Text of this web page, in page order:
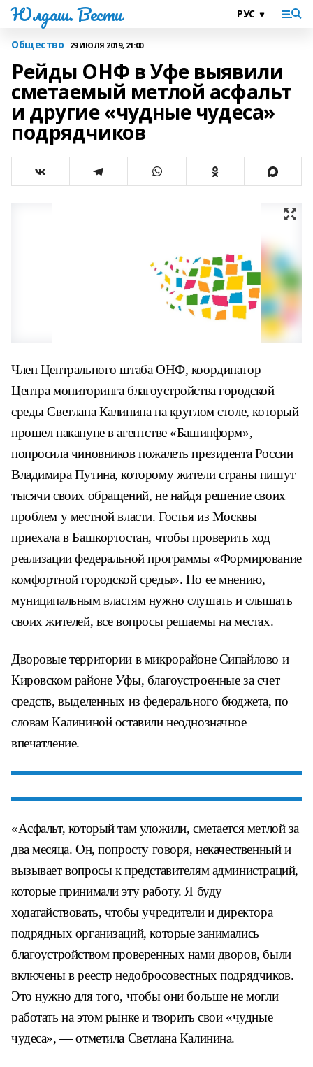
Юлдаш. Вести
Общество 29 ИЮЛЯ 2019, 21:00
Рейды ОНФ в Уфе выявили
сметаемый метлой асфальт
и другие «чудные чудеса»
подрядчиков
Член Центрального штаба ОНФ, координатор
Центра мониторинга благоустройства городской
среды Светлана Калинина на круглом столе, который
прошел накануне в агентстве «Башинформ»,
попросила чиновников пожалеть президента России
Владимира Путина, которому жители страны пишут
тысячи своих обращений, не найдя решение своих
проблем у местной власти. Гостья из Москвы
приехала в Башкортостан, чтобы проверить ход
реализации федеральной программы «Формирование
комфортной городской среды». По ее мнению,
муниципальным властям нужно слушать и слышать
своих жителей, все вопросы решаемы на местах.
Дворовые территории в микрорайоне Сипайлово и
Кировском районе Уфы, благоустроенные за счет
средств, выделенных из федерального бюджета, по
словам Калининой оставили неоднозначное
впечатление.
«Асфальт, который там уложили, сметается метлой за
два месяца. Он, попросту говоря, некачественный и
вызывает вопросы к представителям администраций,
которые принимали эту работу. Я буду
ходатайствовать, чтобы учредители и директора
подрядных организаций, которые занимались
благоустройством проверенных нами дворов, были
включены в реестр недобросовестных подрядчиков.
Это нужно для того, чтобы они больше не могли
работать на этом рынке и творить свои «чудные
чудеса», — отметила Светлана Калинина.